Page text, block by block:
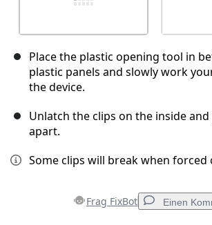
Place the plastic opening tool in
plastic panels and slowly work
the device.
Unlatch the clips on the inside
apart.
Some clips will break when forced
Frag FixBot Einen